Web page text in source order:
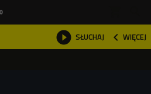
 SŁUCHAJ  WIĘCEJ
